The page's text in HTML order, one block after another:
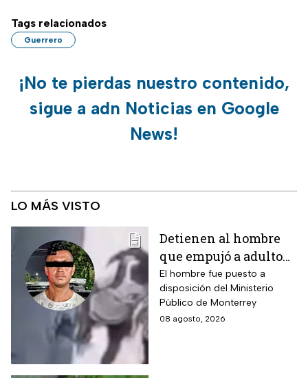
Tags relacionados
Guerrero
¡No te pierdas nuestro contenido,
sigue a adn Noticias en Google
News!
LO MÁS VISTO
Detienen al hombre
que empujó a adulto
mayor frente a un
tráiler en Monterrey
El hombre fue puesto a
disposición del Ministerio
Público de Monterrey
08 agosto, 2026